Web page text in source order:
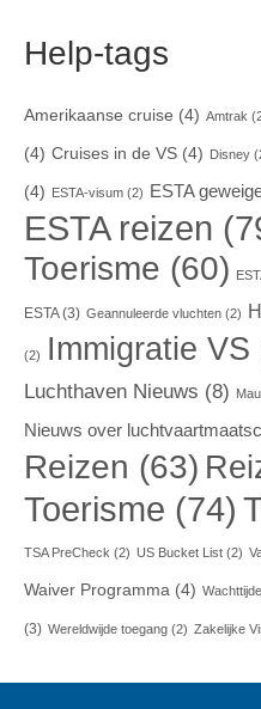
Help-tags
Amerikaanse cruise (4) Amtrak
(4) Cruises in de VS (4) Disney
(4) ESTA-visum (2) ESTA
ESTA reizen
Toerisme (60)
ESTA(3) Geannuleerde vluchten (2)
(2) Immigratie VS
Luchthaven Nieuws (8)
Nieuws over
Reizen (63)
Toerisme (74)
TSA PreCheck (2) US Bucket List (2)
Waiver Programma (4)
(3) Wereldwijde toegang (2) Zakelijke